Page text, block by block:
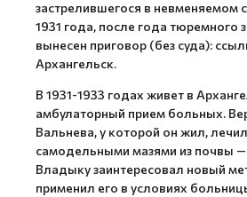
застрелившегося в невменяемом
1931 года, после года тюремного
вынесен приговор (без суда):
Архангельск.
В 1931-1933 годах живет в
амбулаторный прием больных.
Вальнева, у которой он жил,
самодельными мазями из почвы
Владыку заинтересовал новый
применил его в условиях